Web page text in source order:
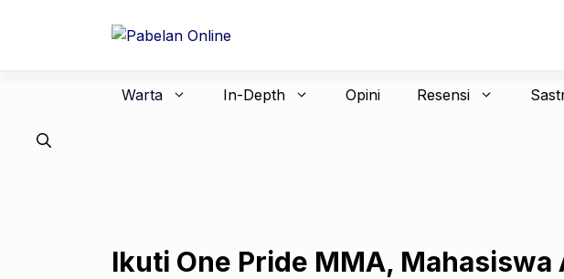
Warta In-Depth Opini Resensi
Ikuti One Pride MMA,